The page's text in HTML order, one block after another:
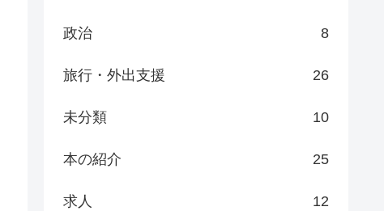
政治 8
旅行・外出支援 26
未分類 10
本の紹介 25
求人 12